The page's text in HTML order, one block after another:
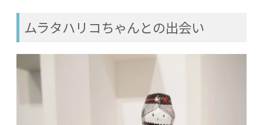
ムラタハリコちゃんとの出会い